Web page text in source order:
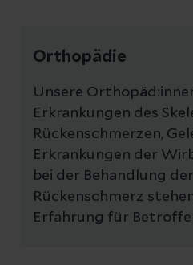
Orthopädie
Unsere
Erkrankungen des
Rückenschmerzen,
Erkrankungen der
bei der Behandlung
Rückenschmerz
Erfahrung für